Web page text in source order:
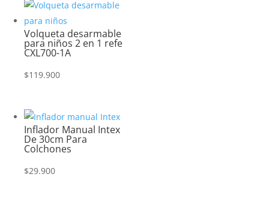
Volqueta desarmable
para niños 2 en 1 refe
CXL700-1A
$119.900
Inflador Manual Intex
De 30cm Para
Colchones
$29.900